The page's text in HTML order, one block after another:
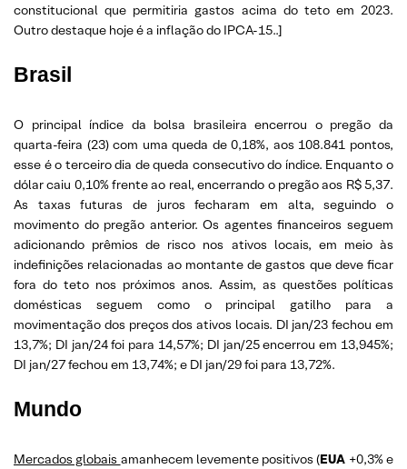
constitucional que permitiria gastos acima do teto em 2023.
Outro destaque hoje é a inflação do IPCA-15..]
Brasil
O principal índice da bolsa brasileira encerrou o pregão da
quarta-feira (23) com uma queda de 0,18%, aos 108.841 pontos,
esse é o terceiro dia de queda consecutivo do índice. Enquanto o
dólar caiu 0,10% frente ao real, encerrando o pregão aos R$ 5,37.
As taxas futuras de juros fecharam em alta, seguindo o
movimento do pregão anterior. Os agentes financeiros seguem
adicionando prêmios de risco nos ativos locais, em meio às
indefinições relacionadas ao montante de gastos que deve ficar
fora do teto nos próximos anos. Assim, as questões políticas
domésticas seguem como o principal gatilho para a
movimentação dos preços dos ativos locais. DI jan/23 fechou em
13,7%; DI jan/24 foi para 14,57%; DI jan/25 encerrou em 13,945%;
DI jan/27 fechou em 13,74%; e DI jan/29 foi para 13,72%.
Mundo
Mercados globais amanhecem levemente positivos (EUA +0,3% e